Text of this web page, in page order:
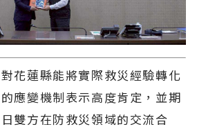
花蓮縣能將實際救災經驗轉化
應變機制表示高度肯定，並期
雙方在防救災領域的交流合